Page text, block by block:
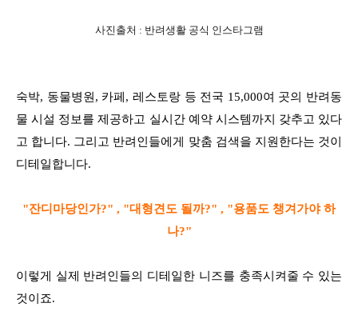
사진출처 : 반려생활 공식 인스타그램
숙박, 동물병원, 카페, 레스토랑 등 전국 15,000여 곳의 반려동
물 시설 정보를 제공하고 실시간 예약 시스템까지 갖추고 있다
고 합니다. 그리고 반려인들에게 맞춤 검색을 지원한다는 것이
디테일합니다.
"잔디마당인가?" , "대형견도 될까?" , "용품도 챙겨가야 하
나?"
이렇게 실제 반려인들의 디테일한 니즈를 충족시켜줄 수 있는
것이죠.